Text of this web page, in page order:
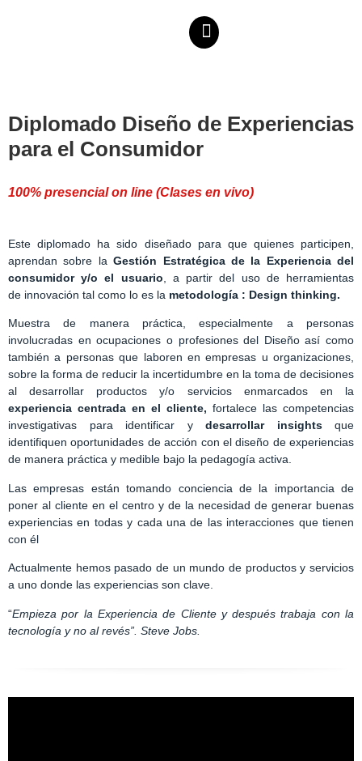
Diplomado Diseño de Experiencias
para el Consumidor
100% presencial on line (Clases en vivo)
Este diplomado ha sido diseñado para que quienes participen,
aprendan sobre laGestión Estratégica de la Experiencia del
consumidor y/o el usuario , a partir del uso de herramientas
de innovación tal como lo es la metodología : Design thinking.
Muestra de manera práctica, especialmente a personas
involucradas en ocupaciones o profesiones del Diseño así como
también a personas que laboren en empresas u organizaciones,
sobre la forma de reducir la incertidumbre en la toma de decisiones
al desarrollar productos y/o servicios enmarcados en la
experiencia centrada en el cliente, fortalece las competencias
investigativas para identificar y desarrollar insightsque
identifiquen oportunidades de acción con el diseño de experiencias
de manera práctica y medible bajo la pedagogía activa.
Las empresas están tomando conciencia de la importancia de
poner al cliente en el centro y de la necesidad de generar buenas
experiencias en todas y cada una de las interacciones que tienen
con él
Actualmente hemos pasado de un mundo de productos y servicios
a uno donde las experiencias son clave.
“Empieza por la Experiencia de Cliente y después trabaja con la
tecnología y no al revés”. Steve Jobs.